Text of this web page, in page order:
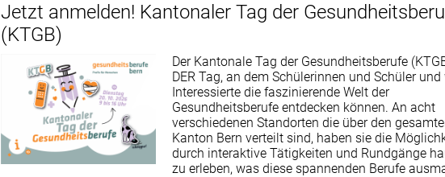
Jetzt anmelden! Kantonaler Tag der
(KTGB)
Der Kantonale Tag der Gesundheitsberufe
DER Tag, an dem Schülerinnen und Schüler und
Interessierte die faszinierende Welt der
Gesundheitsberufe entdecken können. An acht
verschiedenen Standorten die über den
Kanton Bern verteilt sind, haben sie die
durch interaktive Tätigkeiten und Rundgänge
zu erleben, was diese spannenden Berufe